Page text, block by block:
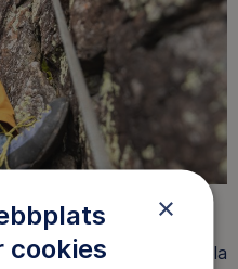
alla våra äventyr, över hela
×
cookies